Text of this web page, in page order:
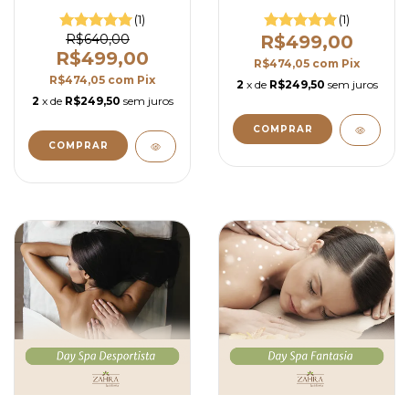
(1)
R$640,00
R$499,00
R$474,05 com Pix
2 x de R$249,50 sem juros
(1)
R$499,00
R$474,05 com Pix
2 x de R$249,50 sem juros